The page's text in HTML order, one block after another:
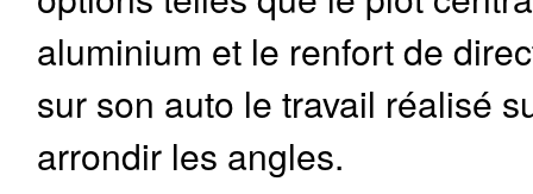
aluminium et le renfort de
sur son auto le travail réalisé
arrondir les angles.